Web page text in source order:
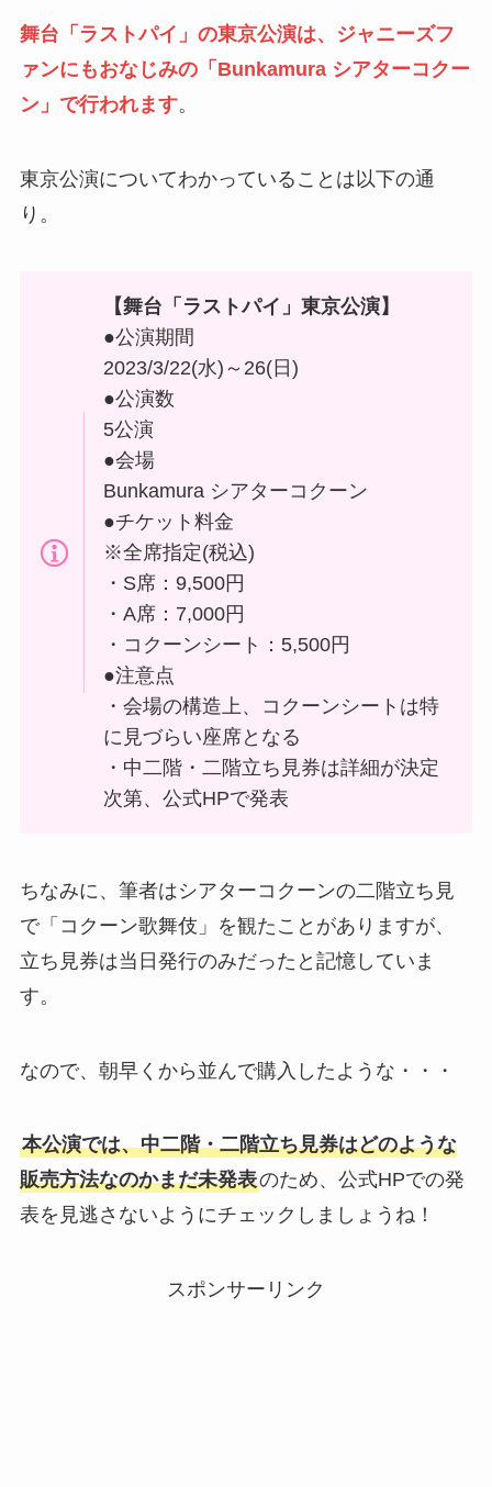
舞台「ラストパイ」の東京公演は、ジャニーズフ
ァンにもおなじみの「Bunkamura シアターコクー
ン」 で行われます。
東京公演についてわかっていることは以下の通
り。
【舞台「 ラストパイ 」東京公演】
●公演期間
2023/3/22(水)～26(日)
●公演数
5公演
●会場
Bunkamura シアターコクーン
●チケット料金
※全席指定(税込)
・S席：9,500円
・A席：7,000円
・コクーンシート：5,500円
●注意点
・会場の構造上、コクーンシートは特
に見づらい座席となる
・中二階・二階立ち見券は詳細が決定
次第、公式HPで発表
ちなみに、筆者はシアターコクーンの二階立ち見
で「コクーン歌舞伎」を観たことがありますが、
立ち見券は当日発行のみだったと記憶していま
す。
なので、朝早くから並んで購入したような・・・
本公演では、中二階・二階立ち見券はどのような
販売方法なのかまだ未発表のため、公式HPでの発
表を見逃さないようにチェックしましょうね！
スポンサーリンク